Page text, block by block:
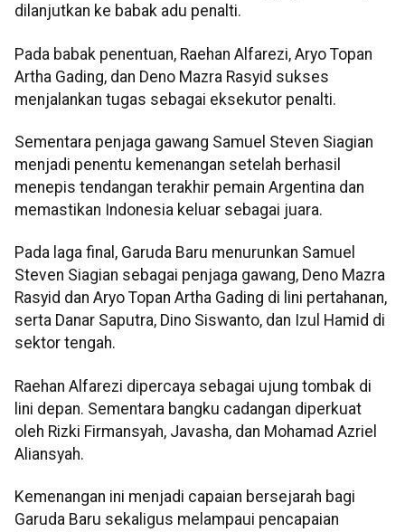
dilanjutkan ke babak adu penalti.
Pada babak penentuan, Raehan Alfarezi, Aryo Topan
Artha Gading, dan Deno Mazra Rasyid sukses
menjalankan tugas sebagai eksekutor penalti.
Sementara penjaga gawang Samuel Steven Siagian
menjadi penentu kemenangan setelah berhasil
menepis tendangan terakhir pemain Argentina dan
memastikan Indonesia keluar sebagai juara.
Pada laga final, Garuda Baru menurunkan Samuel
Steven Siagian sebagai penjaga gawang, Deno Mazra
Rasyid dan Aryo Topan Artha Gading di lini pertahanan,
serta Danar Saputra, Dino Siswanto, dan Izul Hamid di
sektor tengah.
Raehan Alfarezi dipercaya sebagai ujung tombak di
lini depan. Sementara bangku cadangan diperkuat
oleh Rizki Firmansyah, Javasha, dan Mohamad Azriel
Aliansyah.
Kemenangan ini menjadi capaian bersejarah bagi
Garuda Baru sekaligus melampaui pencapaian